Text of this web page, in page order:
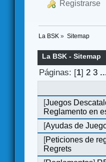
Registrarse
La BSK » Sitemap
La BSK - Sitemap
Páginas: [1]2 3
[Juegos
Reglamento en
[Ayudas de
[Peticiones de
Regrets